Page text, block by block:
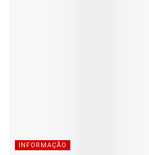
INFORMAÇÃO